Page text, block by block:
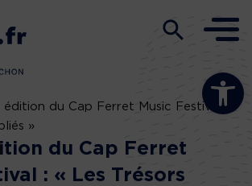
Ouvrir la
édition du Cap Ferret Music Festival :
»
du Cap Ferret
: « Les Trésors